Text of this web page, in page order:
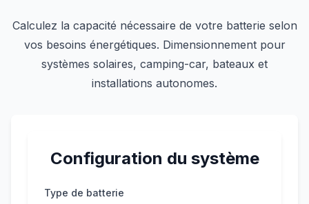
Calculez la capacité nécessaire de votre batterie selon
vos besoins énergétiques. Dimensionnement pour
systèmes solaires, camping-car, bateaux et
installations autonomes.
Configuration du système
Type de batterie